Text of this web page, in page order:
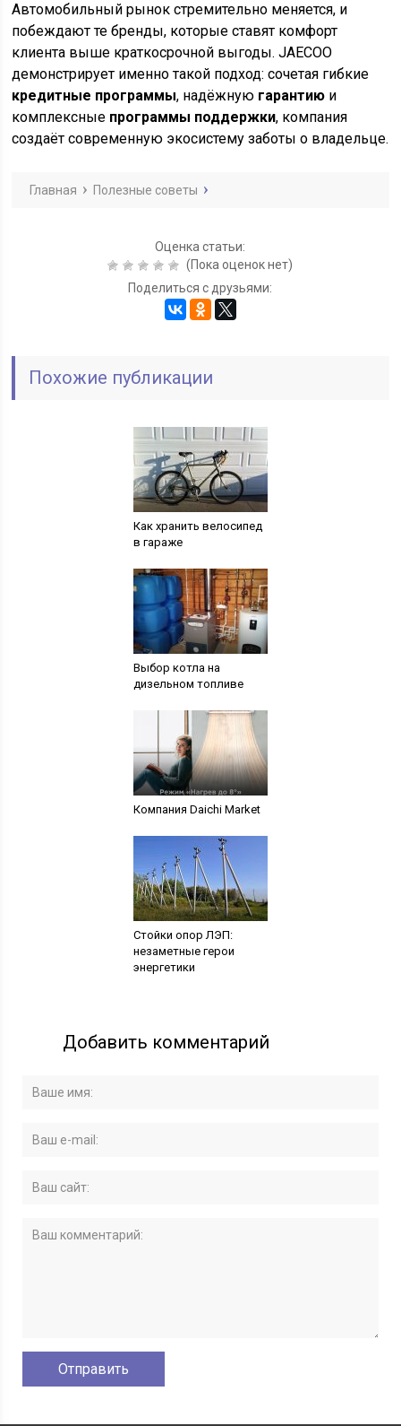
Автомобильный рынок стремительно меняется, и
побеждают те бренды, которые ставят комфорт
клиента выше краткосрочной выгоды. JAECOO
демонстрирует именно такой подход: сочетая гибкие
кредитные программы, надёжную гарантию и
комплексные программы поддержки, компания
создаёт современную экосистему заботы о владельце.
Главная Полезные советы
Оценка статьи:
(Пока оценок нет)
Поделиться с друзьями:
Похожие публикации
Как хранить велосипед
в гараже
Выбор котла на
дизельном топливе
Компания Daichi Market
Стойки опор ЛЭП:
незаметные герои
энергетики
Добавить комментарий